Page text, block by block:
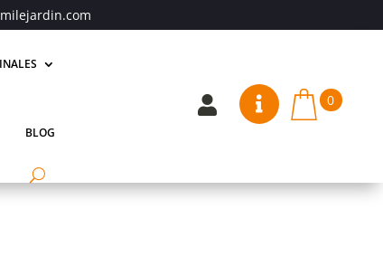
BLOG
  0